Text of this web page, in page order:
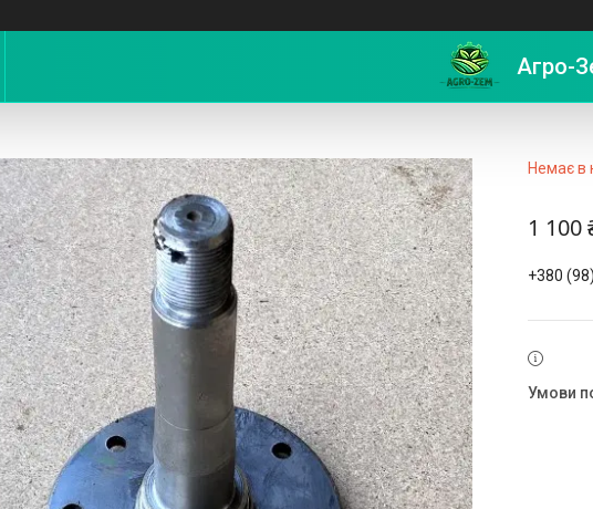
Агро-
УДА УД 7.5.01 старого зразка на 8 отворів
Немає в
1 100
+380